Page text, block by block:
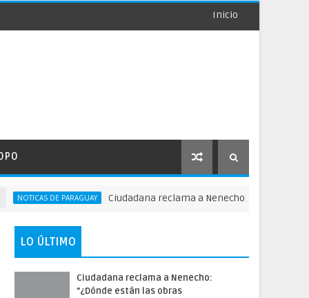
Inicio
DE PARAGUAY Ciudadana reclama a Nenecho: "¿Dónde están las
LO ÚLTIMO
Ciudadana reclama a Nenecho:
"¿Dónde están las obras